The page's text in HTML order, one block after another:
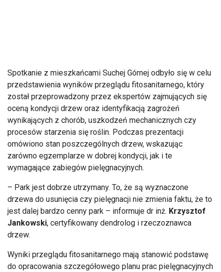
Spotkanie z mieszkańcami Suchej Górnej odbyło się w celu
przedstawienia wyników przeglądu fitosanitarnego, który
został przeprowadzony przez ekspertów zajmujących się
oceną kondycji drzew oraz identyfikacją zagrożeń
wynikających z chorób, uszkodzeń mechanicznych czy
procesów starzenia się roślin. Podczas prezentacji
omówiono stan poszczególnych drzew, wskazując
zarówno egzemplarze w dobrej kondycji, jak i te
wymagające zabiegów pielęgnacyjnych.
– Park jest dobrze utrzymany. To, że są wyznaczone
drzewa do usunięcia czy pielęgnacji nie zmienia faktu, że to
jest dalej bardzo cenny park – informuje dr inż. Krzysztof
Jankowski, certyfikowany dendrolog i rzeczoznawca
drzew.
Wyniki przeglądu fitosanitarnego mają stanowić podstawę
do opracowania szczegółowego planu prac pielęgnacyjnych